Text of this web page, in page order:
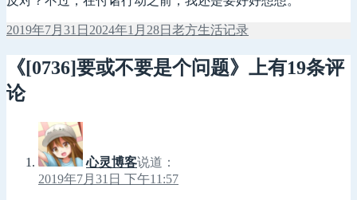
发
于
2019年7月31日 2024年1月28日 作
老方分
生活记录
《[0736]要或不要是个问题》上有19条评
论
心灵博客说道：
2019年7月31日 下午11:57